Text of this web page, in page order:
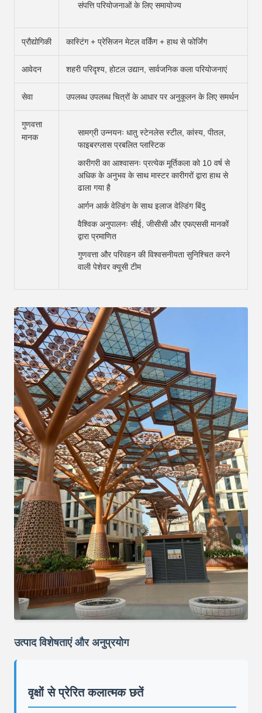
संपत्ति परियोजनाओं के लिए समायोज्य
प्रौद्योगिकी कास्टिंग + प्रेसिजन मेटल वर्किंग + हाथ से फोर्जिंग
आवेदन शहरी परिदृश्य, होटल उद्यान, सार्वजनिक कला परियोजनाएं
सेवा उपलब्ध उपलब्ध चित्रों के आधार पर अनुकूलन के लिए समर्थन
गुणवत्ता
मानक
सामग्री उन्नयनः धातु स्टेनलेस स्टील, कांस्य, पीतल,
फाइबरग्लास प्रबलित प्लास्टिक
कारीगरी का आश्वासनः प्रत्येक मूर्तिकला को 10 वर्ष से
अधिक के अनुभव के साथ मास्टर कारीगरों द्वारा हाथ से
ढाला गया है
आर्गन आर्क वेल्डिंग के साथ इलाज वेल्डिंग बिंदु
वैश्विक अनुपालनः सीई, जीसीसी और एफएससी मानकों
द्वारा प्रमाणित
गुणवत्ता और परिवहन की विश्वसनीयता सुनिश्चित करने
वाली पेशेवर क्यूसी टीम
उत्पाद विशेषताएं और अनुप्रयोग
वृक्षों से प्रेरित कलात्मक छतें